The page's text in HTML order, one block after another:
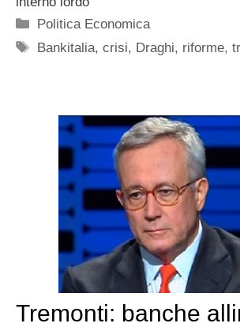
Categorie
Politica Economica
Tag
Bankitalia,crisi, Draghi, riforme,
Tremonti: banche